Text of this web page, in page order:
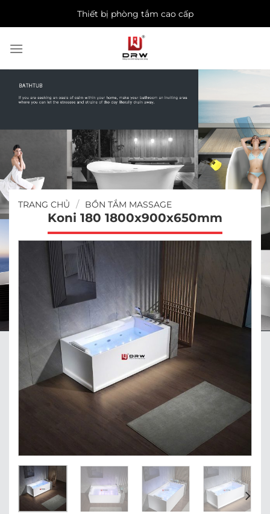
Thiết bị phòng tắm cao cấp
TRANG CHỦ / BỒN TẮM MASSAGE
Koni 180 1800x900x650mm